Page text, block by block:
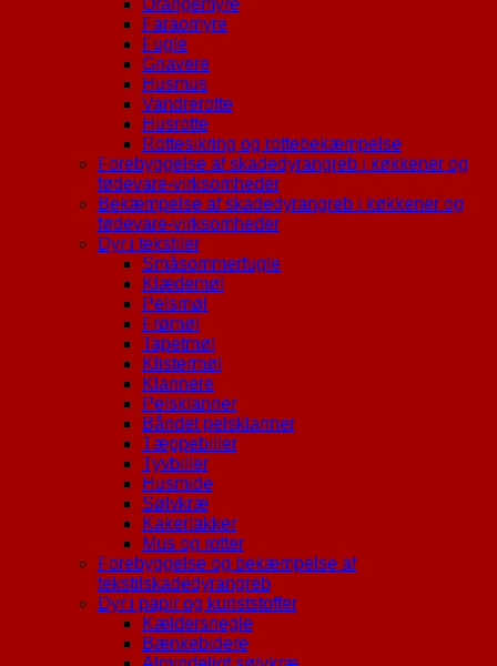
Orangemyre
Faraomyre
Fugle
Gnavere
Husmus
Vandrerotte
Husrotte
Rottesikring og rottebekæmpelse
Forebyggelse af skadedyrangreb i køkkener og
fødevare-virksomheder
Bekæmpelse af skadedyrangreb i køkkener og
fødevare-virksomheder
Dyr i tekstiler
Småsommerfugle
Klædemøl
Pelsmøl
Frømøl
Tapetmøl
Klistermøl
Klannere
Pelsklanner
Båndet pelsklanner
Tæppebiller
Tyvbiller
Husmide
Sølvkræ
Kakerlakker
Mus og rotter
Forebyggelse og bekæmpelse af
tekstilskadedyrangreb
Dyr i papir og kunststoffer
Kældersnegle
Bænkebidere